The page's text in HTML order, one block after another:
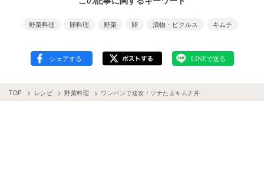
野菜料理 卵料理 野菜 卵 漬物・ピクルス キムチ
TOP レシピ 野菜料理 ワンパンで速攻！ツナたまキムチ丼